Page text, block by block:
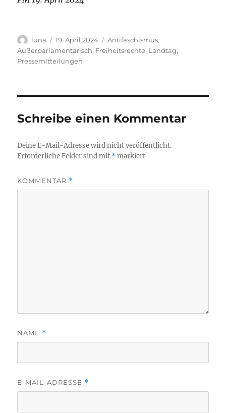
Autor
luna
Veröffentlicht
am
19. April 2024 Kategorien
Antifaschismus,
Außerparlamentarisch, Freiheitsrechte, Landtag,
Pressemitteilungen
Schreibe einen Kommentar
Deine E-Mail-Adresse wird nicht veröffentlicht.
Erforderliche Felder sind mit *markiert
KOMMENTAR *
NAME *
E-MAIL-ADRESSE *